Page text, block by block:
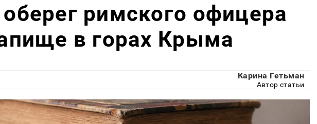
римского офицера
в горах Крыма
Карина Гетьман
Автор статьи